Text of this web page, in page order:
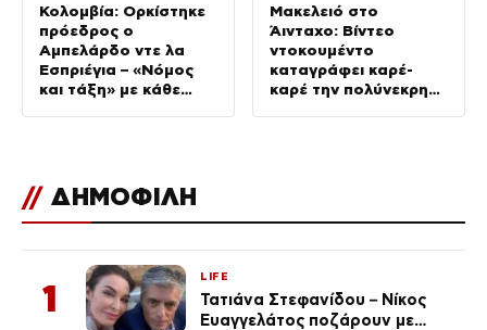
Κολομβία: Ορκίστηκε
πρόεδρος ο
Αμπελάρδο ντε λα
Εσπριέγια – «Νόμος
και τάξη» με κάθε
Μακελειό στο
Άινταχο: Βίντεο
ντοκουμέντο
καταγράφει καρέ-
καρέ την πολύνεκρη
// ΔΗΜΟΦΙΛΗ
1
LIFE
Τατιάνα Στεφανίδου – Νίκος
Ευαγγελάτος ποζάρουν με